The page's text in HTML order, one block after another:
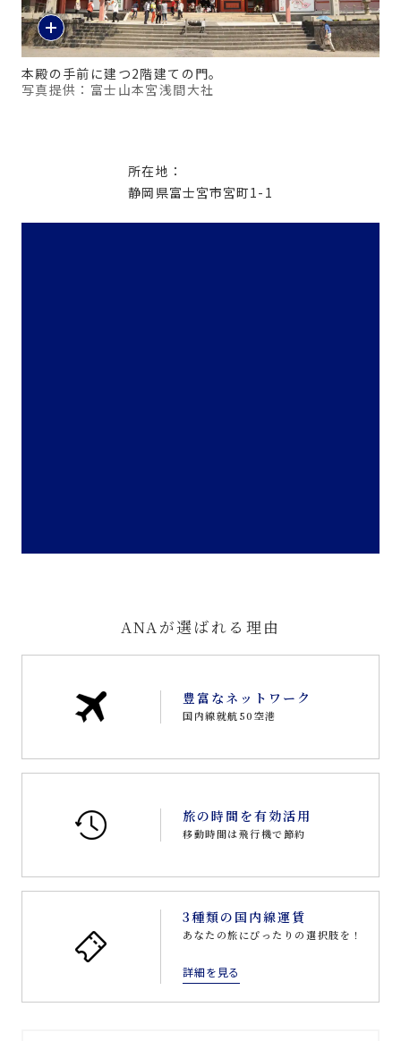
本殿の手前に建つ2階建ての門。
写真提供：富士山本宮浅間大社
所在地：
静岡県富士宮市宮町1-1
ANAが選ばれる理由
豊富なネットワーク
国内線就航50空港
旅の時間を有効活用
移動時間は飛行機で節約
3種類の国内線運賃
あなたの旅にぴったりの選択肢を！
詳細を見る